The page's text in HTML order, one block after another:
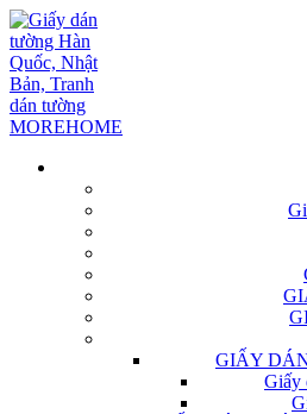
GIẤY
Giấy